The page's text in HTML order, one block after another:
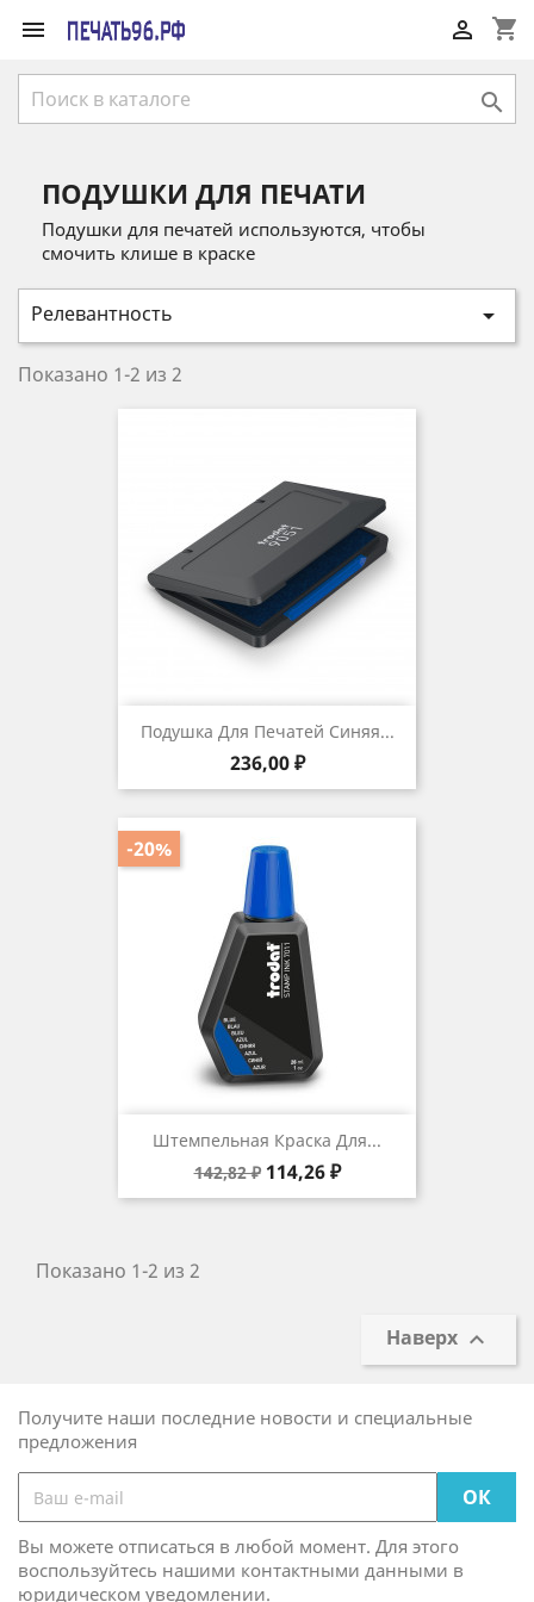
 shopping_cart


ПОДУШКИ ДЛЯ ПЕЧАТИ
Подушки для печатей используются, чтобы
смочить клише в краске
Релевантность 
Показано 1-2 из 2
Подушка Для Печатей Синяя...
Цена
236,00 ₽
Штемпельная Краска Для...
Базовая
цена
142,82 ₽ Цена
114,26 ₽
-20%
Показано 1-2 из 2
Наверх 
Получите наши последние новости и специальные
предложения
Вы можете отписаться в любой момент. Для этого
воспользуйтесь нашими контактными данными в
юридическом уведомлении.